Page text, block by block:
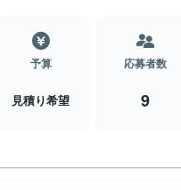
予算
見積り希望
応募者数
9